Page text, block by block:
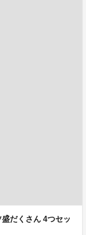
だくさん 4つセッ